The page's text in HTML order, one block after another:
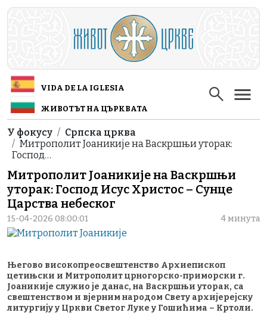
Skip to main content
VIDA DE LA IGLESIA
ЖИВОТЪТ НА ЦЪРКВАТА
Breadcrumb
У фокусу
Српска црква
Митрополит Јоаникије на Васкршњи уторак:
Господ…
Митрополит Јоаникије на Васкршњи
уторак: Господ Исус Христос – Сунце
Царства небеског
15-04-2026 08:00:01 4 минута
Његово високопреосвештенство Архиепископ
цетињски и Митрополит црногорско-приморски г.
Јоаникије служио је данас, на Васкршњи уторак, са
свештенством и вјерним народом Свету архијерејску
литургију у Цркви Светог Луке у Гошићима – Кртоли.